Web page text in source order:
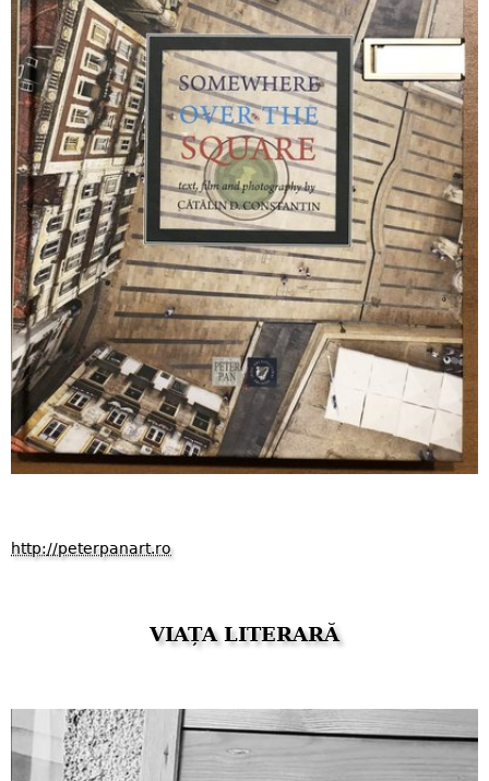
http://peterpanart.ro
VIAȚA LITERARĂ